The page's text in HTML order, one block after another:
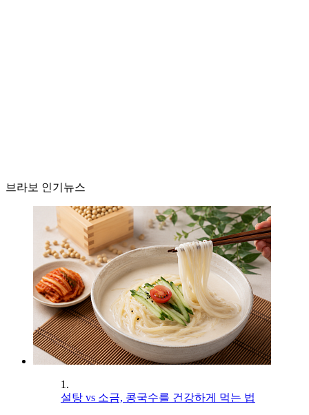
브라보 인기뉴스
1.
설탕 vs 소금, 콩국수를 건강하게 먹는 법